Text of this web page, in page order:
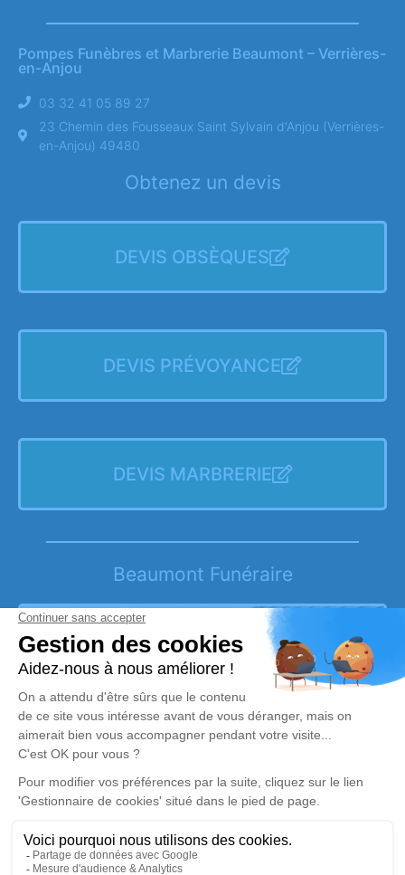
Pompes Funèbres et Marbrerie Beaumont – Verrières-
en-Anjou
03 32 41 05 89 27
23 Chemin des Fousseaux Saint Sylvain d'Anjou (Verrières-
en-Anjou) 49480
Obtenez un devis
DEVIS OBSÈQUES
DEVIS PRÉVOYANCE
DEVIS MARBRERIE
Beaumont Funéraire